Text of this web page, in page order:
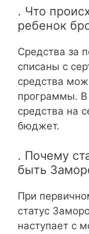
. Что
ребенок
Средства за
списаны с
средства
программы. В
средства на
бюджет.
. Почему
быть
При
статус
наступает с